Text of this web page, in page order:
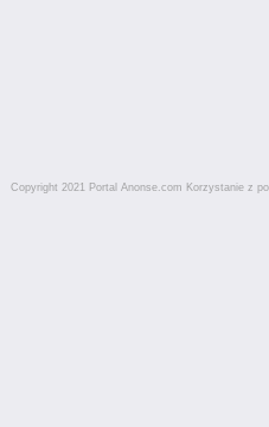
Copyright 2021 Portal Anonse.com Korzystanie z